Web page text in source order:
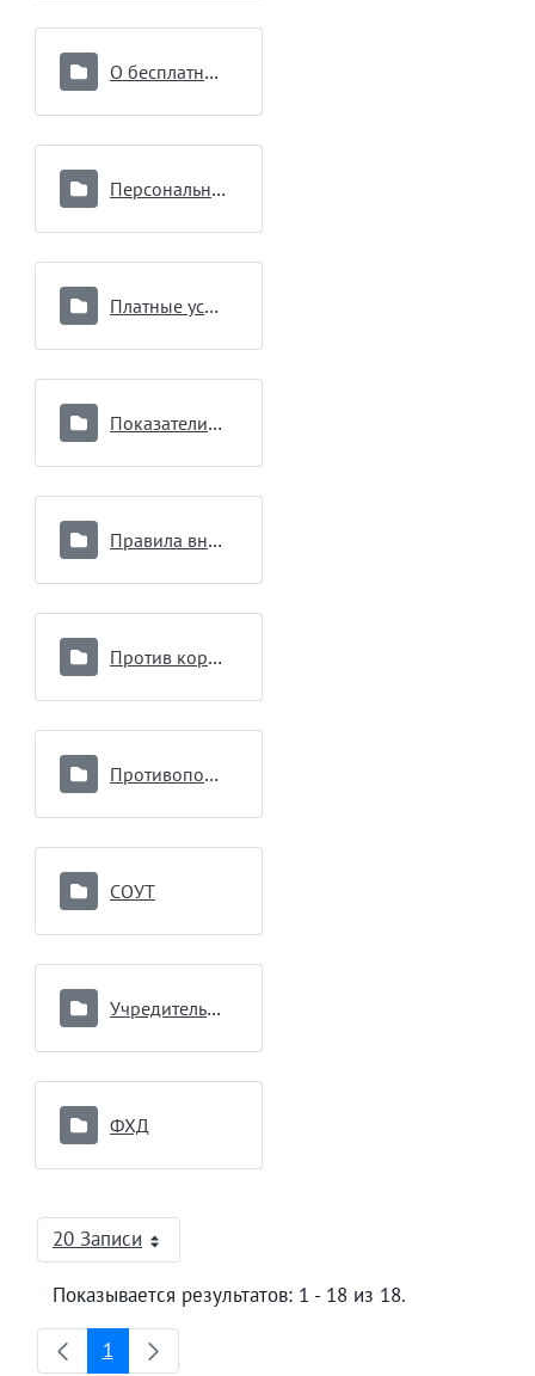
О бесплатной медицинской помощи
Персональные данные
Платные услуги
Показатели работы
Правила внутреннего распорядка для потребителей услуг
Против коррупции
Противопоказания к донорству
СОУТ
Учредительные документы
ФХД
20 ЗаписиНа страницу
Показывается результатов: 1 - 18 из 18.
Страница
1